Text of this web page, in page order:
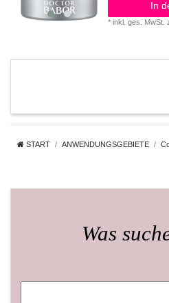
In
*inkl. ges. MwSt.
START ANWENDUNGSGEBIETE
Was